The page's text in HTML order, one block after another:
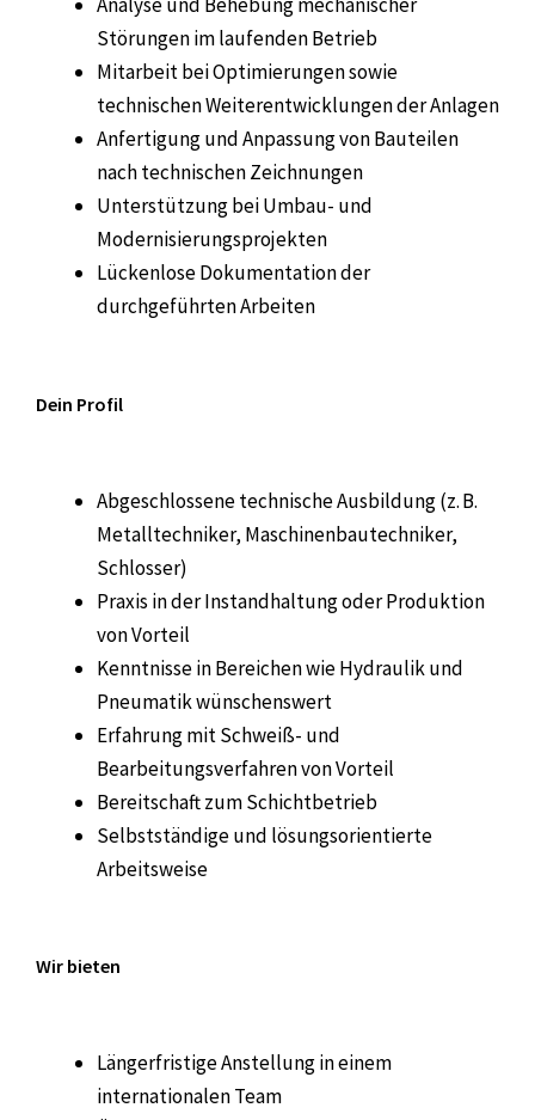
Störungen im laufenden Betrieb
Mitarbeit bei Optimierungen sowie
technischen Weiterentwicklungen der Anlagen
Anfertigung und Anpassung von Bauteilen
nach technischen Zeichnungen
Unterstützung bei Umbau- und
Modernisierungsprojekten
Lückenlose Dokumentation der
durchgeführten Arbeiten
Dein Profil
Abgeschlossene technische Ausbildung (z. B.
Metalltechniker, Maschinenbautechniker,
Schlosser)
Praxis in der Instandhaltung oder Produktion
von Vorteil
Kenntnisse in Bereichen wie Hydraulik und
Pneumatik wünschenswert
Erfahrung mit Schweiß- und
Bearbeitungsverfahren von Vorteil
Bereitschaft zum Schichtbetrieb
Selbstständige und lösungsorientierte
Arbeitsweise
Wir bieten
Längerfristige Anstellung in einem
internationalen Team